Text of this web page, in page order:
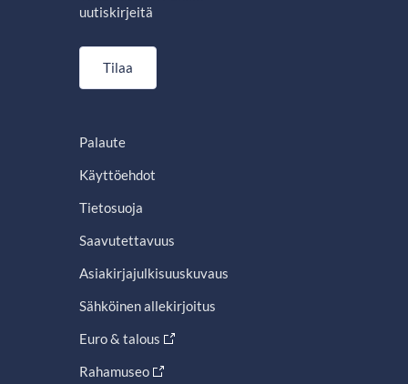
uutiskirjeitä
Tilaa
Palaute
Käyttöehdot
Tietosuoja
Saavutettavuus
Asiakirjajulkisuuskuvaus
Sähköinen allekirjoitus
Euro & talous
Rahamuseo